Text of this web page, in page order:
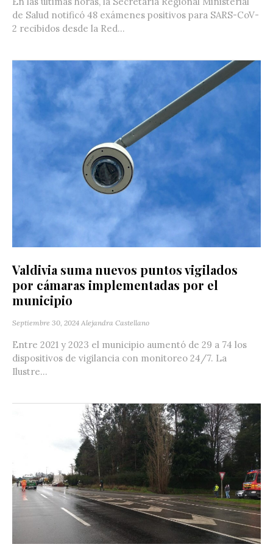
de Salud notificó 48 exámenes positivos para SARS-CoV-
2 recibidos desde la Red...
Valdivia suma nuevos puntos vigilados
por cámaras implementadas por el
municipio
Septiembre 30, 2024 Alejandra Castellano
Entre 2021 y 2023 el municipio aumentó de 29 a 74 los
dispositivos de vigilancia con monitoreo 24/7. La
Ilustre...